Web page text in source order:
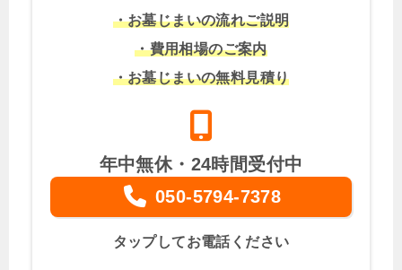
・お墓じまいの流れご説明
・費用相場のご案内
・お墓じまいの無料見積り
年中無休・24時間受付中
050-5794-7378
タップしてお電話ください